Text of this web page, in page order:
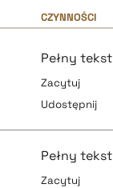
CZYNNOŚCI
Pełny tekst
Zacytuj
Udostępnij
Pełny tekst
Zacytuj